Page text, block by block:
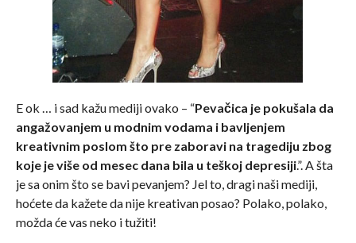
E ok … i sad kažu mediji ovako – “Pevačica je pokušala da
angažovanjem u modnim vodama i bavljenjem
kreativnim poslom što pre zaboravi na tragediju zbog
koje je više od mesec dana bila u teškoj depresiji.”. A šta
je sa onim što se bavi pevanjem? Jel to, dragi naši mediji,
hoćete da kažete da nije kreativan posao? Polako, polako,
možda će vas neko i tužiti!